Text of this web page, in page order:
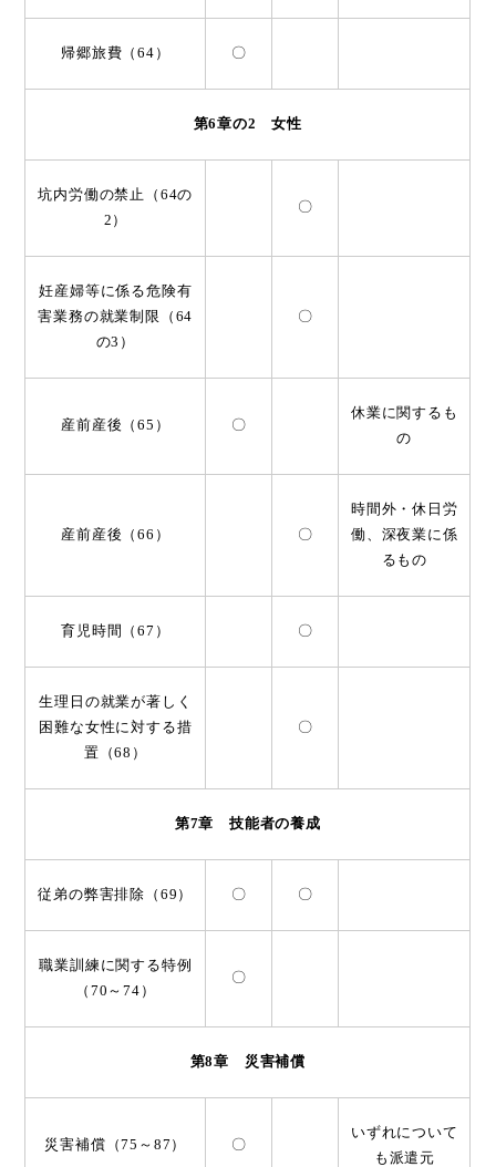
帰郷旅費（64） 〇
第6章の2 女性
坑内労働の禁止（64の
2）
〇
妊産婦等に係る危険有
害業務の就業制限（64
の3）
〇
産前産後（65） 〇
休業に関するも
の
産前産後（66） 〇
時間外・休日労
働、深夜業に係
るもの
育児時間（67） 〇
生理日の就業が著しく
困難な女性に対する措
置（68）
〇
第7章 技能者の養成
従弟の弊害排除（69） 〇 〇
職業訓練に関する特例
（70～74）
〇
第8章 災害補償
災害補償（75～87） 〇
いずれについて
も派遣元